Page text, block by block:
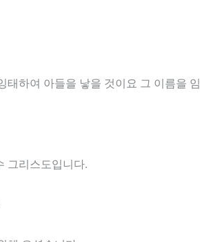
태하여 아들을 낳을 것이요 그 이름을
그리스도입니다.